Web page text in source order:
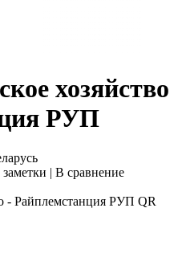
хозяйство
РУП
| В сравнение